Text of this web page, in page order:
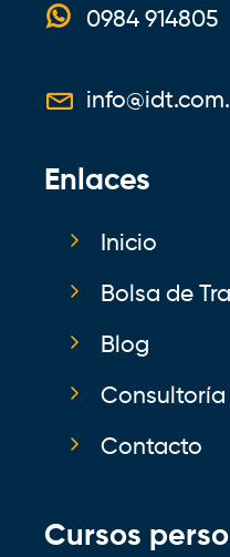
0984 914805
Enlaces
Inicio
Bolsa de
Blog
Contacto
Cursos